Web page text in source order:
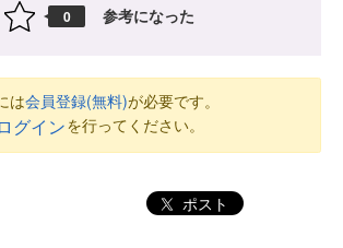
0 参考になった
は会員登録(無料)が必要です。
ログインを行ってください。
ポスト